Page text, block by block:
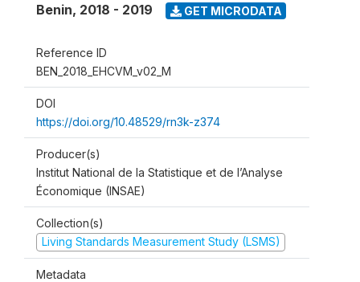
Benin, 2018 - 2019 GET MICRODATA
Reference ID
BEN_2018_EHCVM_v02_M
DOI
https://doi.org/10.48529/rn3k-z374
Producer(s)
Institut National de la Statistique et de l’Analyse
Économique (INSAE)
Collection(s)
Living Standards Measurement Study (LSMS)
Metadata